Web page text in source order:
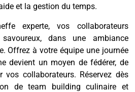
et la gestion du temps.
experte, vos collaborateurs
dans une ambiance
Offrez à votre équipe une journée
devient un moyen de fédérer, de
vos collaborateurs. Réservez dès
de team building culinaire et